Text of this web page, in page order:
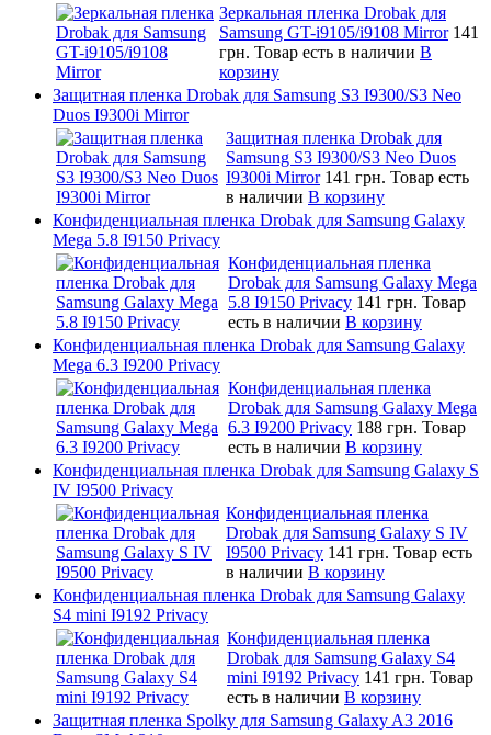
Зеркальная пленка Drobak для
Samsung GT-i9105/i9108 Mirror 141
грн. Товар есть в наличии В
корзину
Защитная пленка Drobak для Samsung S3 I9300/S3 Neo
Duos I9300i Mirror
Защитная пленка Drobak для
Samsung S3 I9300/S3 Neo Duos
I9300i Mirror 141 грн. Товар есть
в наличии В корзину
Конфиденциальная пленка Drobak для Samsung Galaxy
Mega 5.8 I9150 Privacy
Конфиденциальная пленка
Drobak для Samsung Galaxy Mega
5.8 I9150 Privacy 141 грн. Товар
есть в наличии В корзину
Конфиденциальная пленка Drobak для Samsung Galaxy
Mega 6.3 I9200 Privacy
Конфиденциальная пленка
Drobak для Samsung Galaxy Mega
6.3 I9200 Privacy 188 грн. Товар
есть в наличии В корзину
Конфиденциальная пленка Drobak для Samsung Galaxy S
IV I9500 Privacy
Конфиденциальная пленка
Drobak для Samsung Galaxy S IV
I9500 Privacy 141 грн. Товар есть
в наличии В корзину
Конфиденциальная пленка Drobak для Samsung Galaxy
S4 mini I9192 Privacy
Конфиденциальная пленка
Drobak для Samsung Galaxy S4
mini I9192 Privacy 141 грн. Товар
есть в наличии В корзину
Защитная пленка Spolky для Samsung Galaxy A3 2016